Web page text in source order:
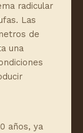
radicular
Las
de
una
años, ya